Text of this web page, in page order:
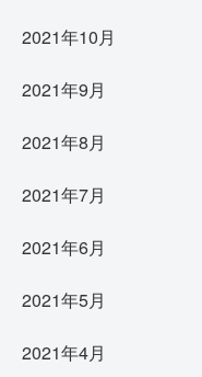
2021年10月
2021年9月
2021年8月
2021年7月
2021年6月
2021年5月
2021年4月